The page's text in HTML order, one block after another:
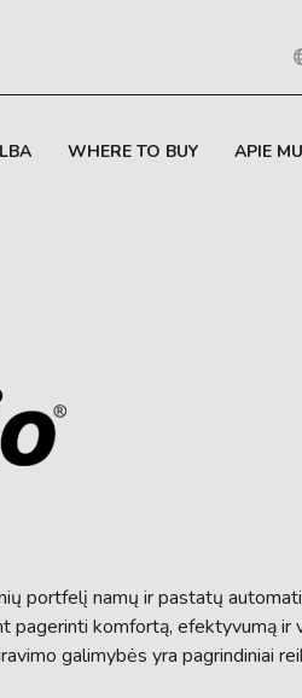
WHERE TO BUY APIE
portfelį namų ir pastatų
komfortą, efektyvumą ir
galimybės yra pagrindiniai